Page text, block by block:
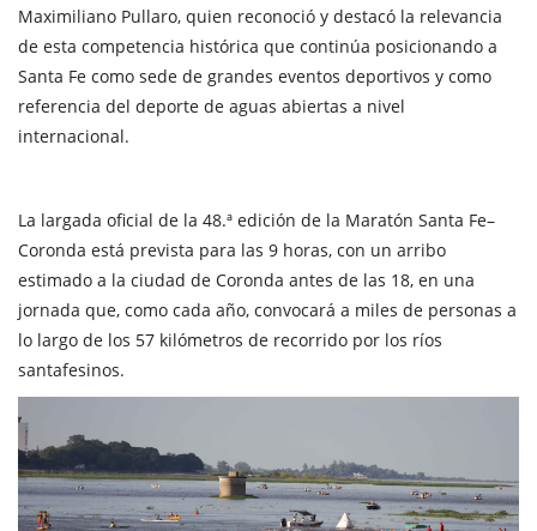
Maximiliano Pullaro, quien reconoció y destacó la relevancia
de esta competencia histórica que continúa posicionando a
Santa Fe como sede de grandes eventos deportivos y como
referencia del deporte de aguas abiertas a nivel
internacional.
La largada oficial de la 48.ª edición de la Maratón Santa Fe–
Coronda está prevista para las 9 horas, con un arribo
estimado a la ciudad de Coronda antes de las 18, en una
jornada que, como cada año, convocará a miles de personas a
lo largo de los 57 kilómetros de recorrido por los ríos
santafesinos.